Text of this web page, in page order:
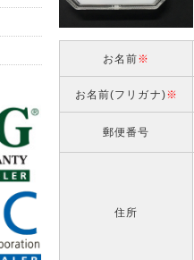
お名前※
お名前(フリガナ)※
郵便番号
住所